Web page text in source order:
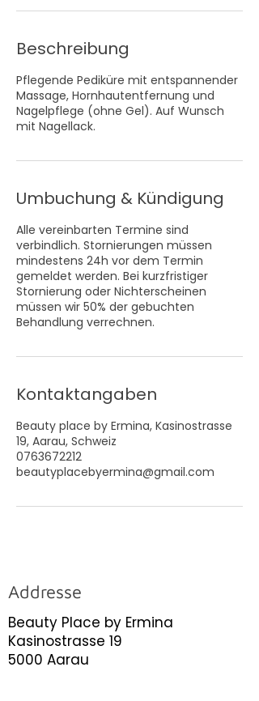
Beschreibung
Pflegende Pediküre mit entspannender
Massage, Hornhautentfernung und
Nagelpflege (ohne Gel). Auf Wunsch
mit Nagellack.
Umbuchung & Kündigung
Alle vereinbarten Termine sind
verbindlich. Stornierungen müssen
mindestens 24h vor dem Termin
gemeldet werden. Bei kurzfristiger
Stornierung oder Nichterscheinen
müssen wir 50% der gebuchten
Behandlung verrechnen.
Kontaktangaben
Beauty place by Ermina, Kasinostrasse
19, Aarau, Schweiz
0763672212
beautyplacebyermina@gmail.com
Addresse
Beauty Place by Ermina
Kasinostrasse 19
5000 Aarau